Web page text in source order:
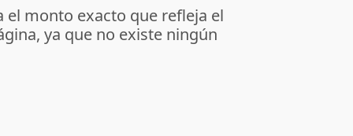
el monto exacto que refleja el
ya que no existe ningún